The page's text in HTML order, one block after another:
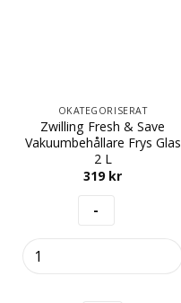
OKATEGORISERAT
Zwilling Fresh & Save
Vakuumbehållare Frys Glas
2 L
319 kr
Fresh